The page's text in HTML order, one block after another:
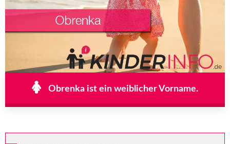
Obrenka ist ein weiblicher Vorname.